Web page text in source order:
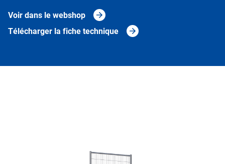
Voir dans le webshop
Télécharger la fiche technique